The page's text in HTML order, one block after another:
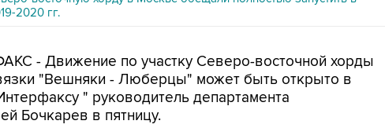
2020 гг.
- Движение по участку Северо-восточной хорды
"Вешняки - Люберцы" может быть открыто в
" руководитель департамента
Бочкарев в пятницу.